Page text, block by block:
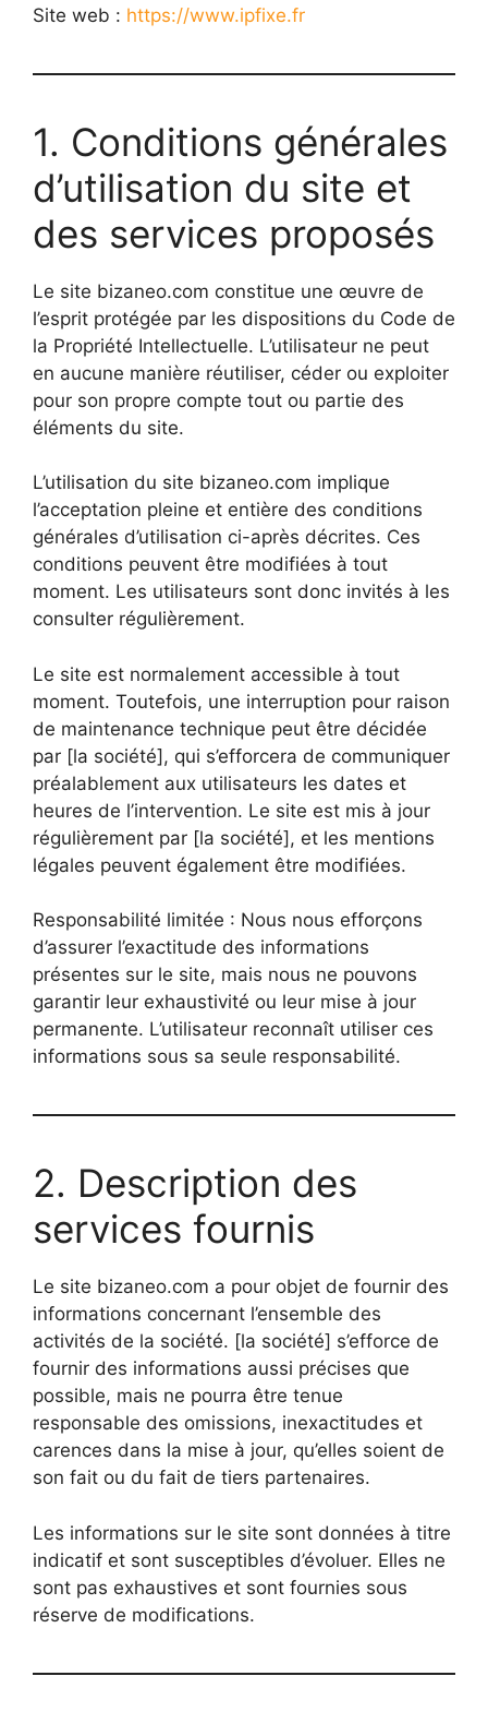
Site web : https://www.ipfixe.fr
1. Conditions générales
d’utilisation du site et
des services proposés
Le site bizaneo.com constitue une œuvre de
l’esprit protégée par les dispositions du Code de
la Propriété Intellectuelle. L’utilisateur ne peut
en aucune manière réutiliser, céder ou exploiter
pour son propre compte tout ou partie des
éléments du site.
L’utilisation du site bizaneo.com implique
l’acceptation pleine et entière des conditions
générales d’utilisation ci-après décrites. Ces
conditions peuvent être modifiées à tout
moment. Les utilisateurs sont donc invités à les
consulter régulièrement.
Le site est normalement accessible à tout
moment. Toutefois, une interruption pour raison
de maintenance technique peut être décidée
par [la société], qui s’efforcera de communiquer
préalablement aux utilisateurs les dates et
heures de l’intervention. Le site est mis à jour
régulièrement par [la société], et les mentions
légales peuvent également être modifiées.
Responsabilité limitée : Nous nous efforçons
d’assurer l’exactitude des informations
présentes sur le site, mais nous ne pouvons
garantir leur exhaustivité ou leur mise à jour
permanente. L’utilisateur reconnaît utiliser ces
informations sous sa seule responsabilité.
2. Description des
services fournis
Le site bizaneo.com a pour objet de fournir des
informations concernant l’ensemble des
activités de la société. [la société] s’efforce de
fournir des informations aussi précises que
possible, mais ne pourra être tenue
responsable des omissions, inexactitudes et
carences dans la mise à jour, qu’elles soient de
son fait ou du fait de tiers partenaires.
Les informations sur le site sont données à titre
indicatif et sont susceptibles d’évoluer. Elles ne
sont pas exhaustives et sont fournies sous
réserve de modifications.